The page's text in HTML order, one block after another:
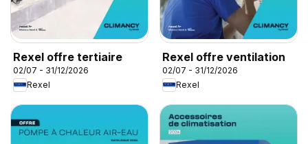
Rexel offre tertiaire
02/07 - 31/12/2026
Rexel
Rexel offre ventilation
02/07 - 31/12/2026
Rexel